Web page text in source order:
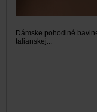
Dámske pohodlné
talianskej...